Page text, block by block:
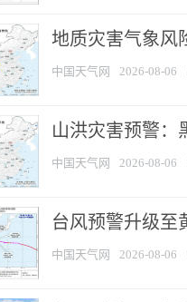
地质灾害气象风
中国天气网 2026-08-06
山洪灾害预警：
中国天气网 2026-08-06
台风预警升级至
中国天气网 2026-08-06